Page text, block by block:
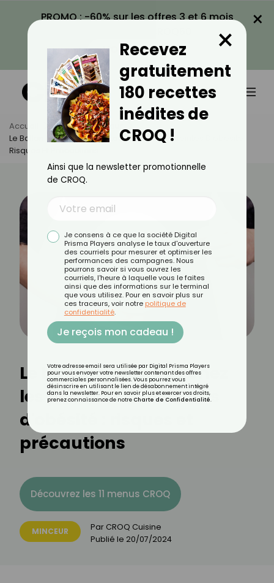
PROMO : -60% sur les offres 3 et 6 mois
VOIR LA PROMO
×
Accueil Actus
Minceur
Le Ballon Gastrique Chez Les Personnes Atteintes D'obésité :
Risques Et Précautions
Le ballon gastrique chez
les personnes atteintes
d'obésité : risques et
précautions
Découvrez les 11 menus CROQ
MINCEUR Par CROQ Cuisine
Publié le 20/07/2024
Recevez
gratuitement
180 recettes
inédites de
CROQ !
×
Ainsi que la newsletter promotionnelle
de CROQ.
Je consens à ce que la société Digital
Prisma Players analyse le taux d'ouverture
des courriels pour mesurer et optimiser les
performances des campagnes. Nous
pourrons savoir si vous ouvrez les
courriels, l'heure à laquelle vous le faites
ainsi que des informations sur le terminal
que vous utilisez. Pour en savoir plus sur
ces traceurs, voir notre politique de
confidentialité.
Je reçois mon cadeau !
Votre adresse email sera utilisée par Digital Prisma Players
pour vous envoyer votre newsletter contenant des offres
commerciales personnalisées. Vous pourrez vous
désinscrire en utilisant le lien de désabonnement intégré
dans la newsletter. Pour en savoir plus et exercer vos droits,
prenez connaissance de notre Charte de Confidentialité.